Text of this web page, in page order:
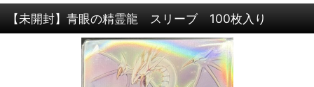
【未開封】青眼の精霊龍 スリーブ 100枚入り